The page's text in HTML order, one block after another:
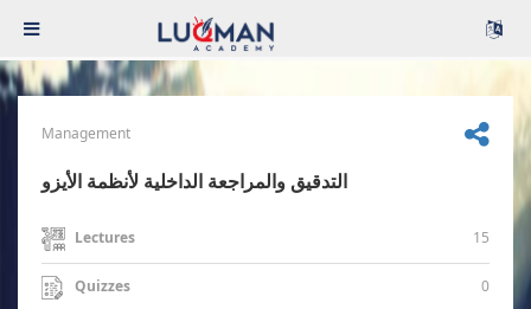
Management
التدقيق والمراجعة الداخلية لأنظمة الأيزو
Lectures 15
Quizzes 0